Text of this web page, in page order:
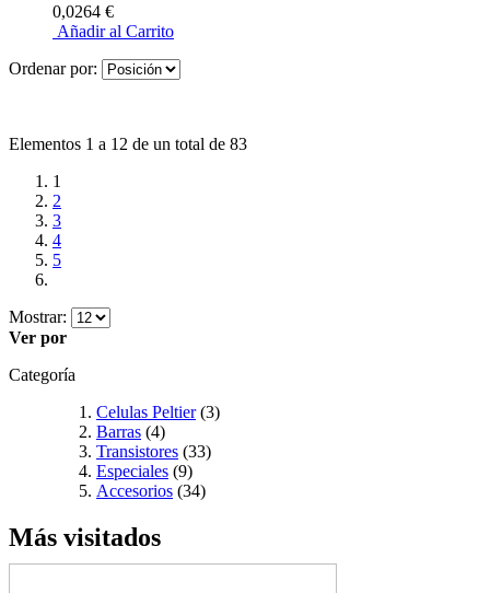
0,0264 €
Añadir al Carrito
Ordenar por:
Elementos 1 a 12 de un total de 83
1
2
3
4
5
Mostrar:
Ver por
Categoría
Celulas Peltier(3)
Barras (4)
Transistores (33)
Especiales (9)
Accesorios (34)
Más visitados